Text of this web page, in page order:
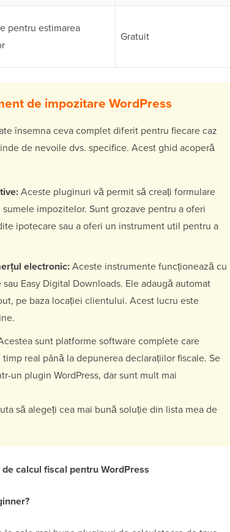
pentru estimarea
Gratuit
de impozitare WordPress
însemna ceva complet diferit pentru fiecare caz
de nevoile dvs. specifice. Acest ghid acoperă
Aceste pluginuri vă permit să creați formulare
impozitelor. Sunt grozave pentru a oferi
ipotecare sau a oferi un instrument util pentru a
electronic:Aceste instrumente funcționează cu
Easy Digital Downloads. Ele adaugă automat
pe baza locației clientului. Acest lucru este
sunt platforme software complete care
real până la depunerea declarațiilor fiscale. Se
un plugin WordPress, dar sunt mult mai
să alegeți cea mai bună soluție din lista mea de
calcul fiscal pentru WordPress